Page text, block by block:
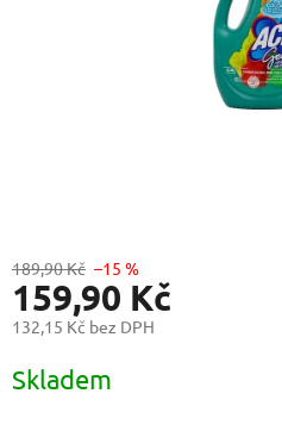
189,90 Kč –15 %
159,90 Kč
132,15 Kč bez DPH
cena:
Skladem